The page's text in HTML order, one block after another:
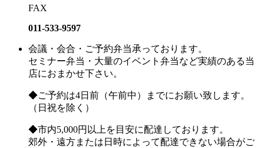
FAX
011-533-9597
会議・会合・ご予約弁当承っております。
セミナー弁当・大量のイベント弁当など実績のある当
店におまかせ下さい。
◆ご予約は4日前（午前中）までにお願い致します。
（日祝を除く）
◆市内5,000円以上を目安に配達しております。
郊外・遠方または日時によって配達できない場合がご